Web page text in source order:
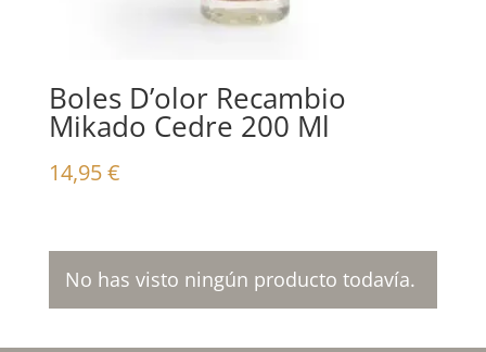
Boles D’olor Recambio
Mikado Cedre 200 Ml
14,95€
No has visto ningún producto todavía.